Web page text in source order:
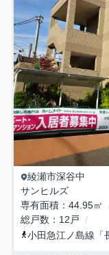
綾瀬市深谷中
サンヒルズ
専有面積
44.95㎡
総戸数
12戸
小田急江ノ島線 「